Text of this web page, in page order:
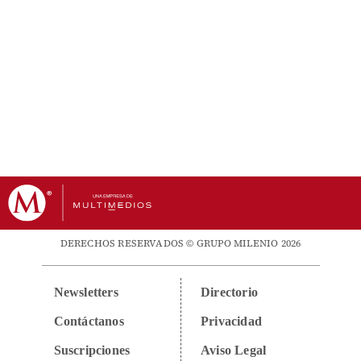
DERECHOS RESERVADOS © GRUPO MILENIO 2026
Newsletters
Contáctanos
Suscripciones
Directorio
Privacidad
Aviso Legal